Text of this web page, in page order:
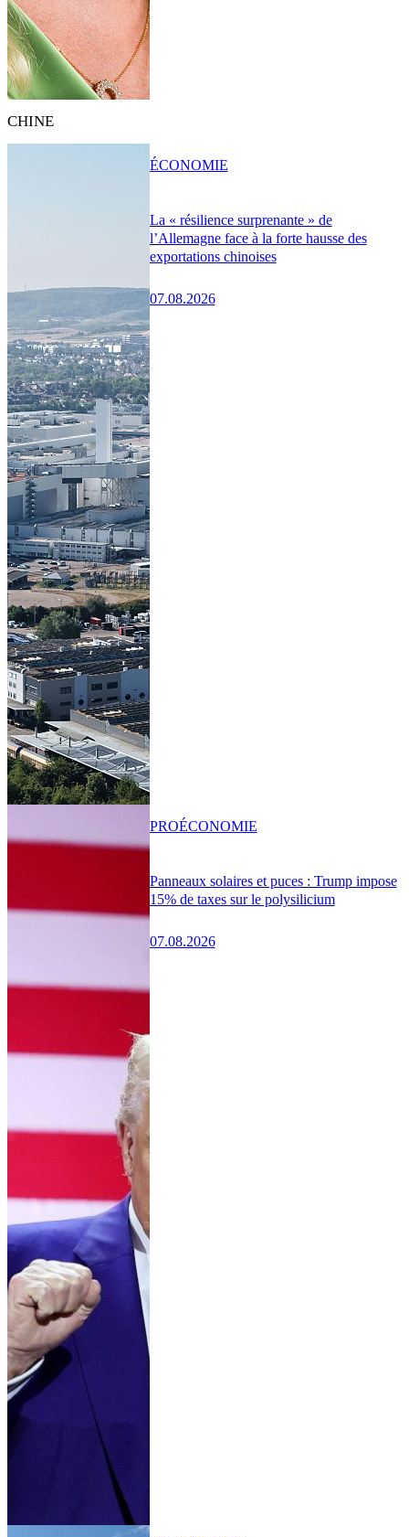
CHINE
La « résilience surprenante » de
l’Allemagne face à la forte hausse des
exportations chinoises
07.08.2026
ÉCONOMIE
Panneaux solaires et puces : Trump impose
15% de taxes sur le polysilicium
07.08.2026
PROÉCONOMIE